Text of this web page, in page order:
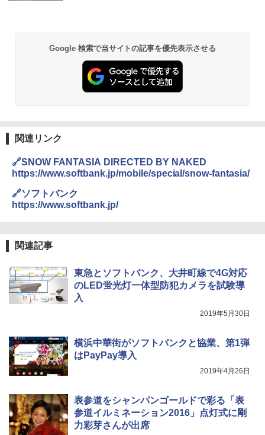
PYKES PEAK (パイクスピーク) 着替えテン
ト プライバシー テント 【中が透けない】 1
人用 折りたたみ 防災グッズ 災害用トイレ ビ
ーチ ピクニック ポップアップテント 携帯 簡
ENDLESS BASE 《めざましテレビで紹介》
テント ワンタッチ RENEW 幅200 2-3人用 43
500002(89232)
￥5,999
ュ(BC仕様) PATC-150B(EB)
広げるだけ パッとサッとテント キューブワ
イド ブラックコーティング フルクローズ メ
ッシュ 4人用 簡単設置 ポップアップテント P
ラソル ガーデン サイトシート付 折りたたみ
防水 UVカット 4段階高さ調整 軽量 収納袋付
き
￥6,459
秒）射程5～10m 安全ロック搭載 携帯収納袋
付き ヒグマ・イノシシ対策 自治体・教育機
関の購入実績 登山・キャンプ・アウトドア・
可能 安全ロック付き 高安全性 金属製耐久 コ
ンパクト多機能設計 持ち運び便利 アウトド
ア/オフィス/教育現場/展示会用 緑
HYREKK 八角形タープ 防水タープ 3×4.5m
ブラックラバーコーティング UPF50+ UVカ
ット 5000mm耐水圧 210D生地 遮光
Google 検索で当サイトの記事を優先表示させる
関連リンク
🔗SNOW FANTASIA DIRECTED BY NAKED
https://www.softbank.jp/mobile/special/snow-fantasia/
🔗ソフトバンク
https://www.softbank.jp/
関連記事
東急とソフトバンク、大井町線で4G対応
のLED蛍光灯一体型防犯カメラを試験導
入
2019年5月30日
横浜中華街がソフトバンクと協業、第1弾
はPayPay導入
2019年4月26日
表参道をシャンパンゴールドで彩る「表
参道イルミネーション2016」点灯式に剛
力彩芽さんが出席